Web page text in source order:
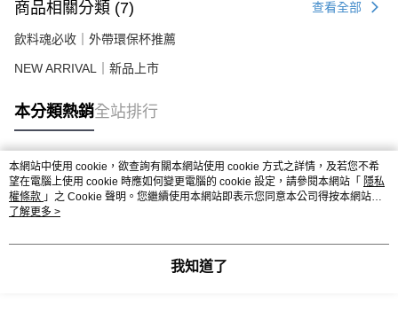
商品相關分類 (7) 查看全部
飲料魂必收｜外帶環保杯推薦
NEW ARRIVAL｜新品上市
本分類熱銷全站排行
熱門標籤
本網站中使用 cookie，欲查詢有關本網站使用 cookie 方式之詳情，及若您不希
望在電腦上使用 cookie 時應如何變更電腦的 cookie 設定，請參閱本網站「 隱私
權條款 」之 Cookie 聲明。您繼續使用本網站即表示您同意本公司得按本網站使
用條款之 Cookie 聲明使用 cookie。
了解更多 >
我知道了